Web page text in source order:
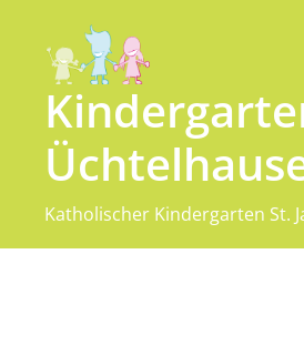
content
Katholischer Kindergarten St.